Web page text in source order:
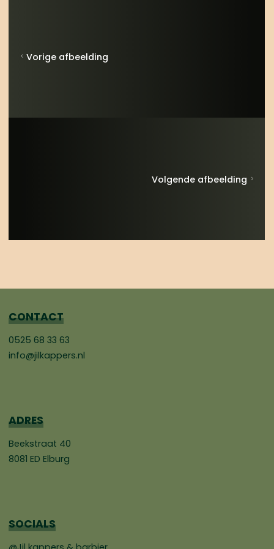
Vorige afbeelding
Volgende afbeelding
CONTACT
0525 68 33 63
info@jilkappers.nl
ADRES
Beekstraat 40
8081 ED Elburg
SOCIALS